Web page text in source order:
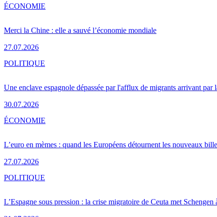
Merci la Chine : elle a sauvé l’économie mondiale
27.07.2026
ÉCONOMIE
Une enclave espagnole dépassée par l'afflux de migrants arrivant par
30.07.2026
POLITIQUE
L’euro en mèmes : quand les Européens détournent les nouveaux
27.07.2026
ÉCONOMIE
L’Espagne sous pression : la crise migratoire de Ceuta met Schengen
POLITIQUE